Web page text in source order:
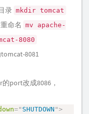
录 mkdir tomcat
命名 mv apache-
8080
8081
的port改成8086，
=" SHUTDOWN ">